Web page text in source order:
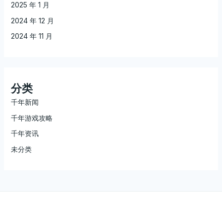
2025 年 1 月
2024 年 12 月
2024 年 11 月
分类
千年新闻
千年游戏攻略
千年资讯
未分类